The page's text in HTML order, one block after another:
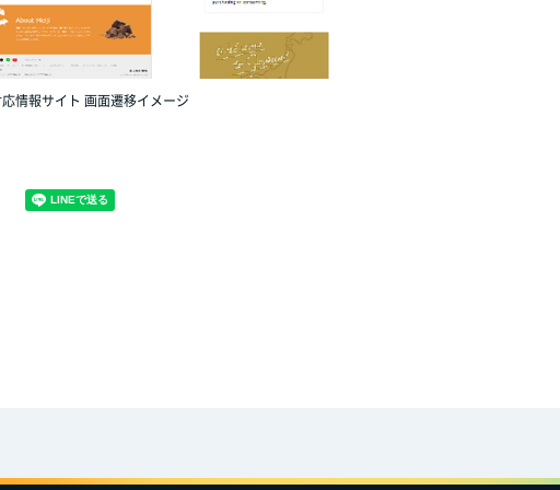
情報サイト 画面遷移イメージ